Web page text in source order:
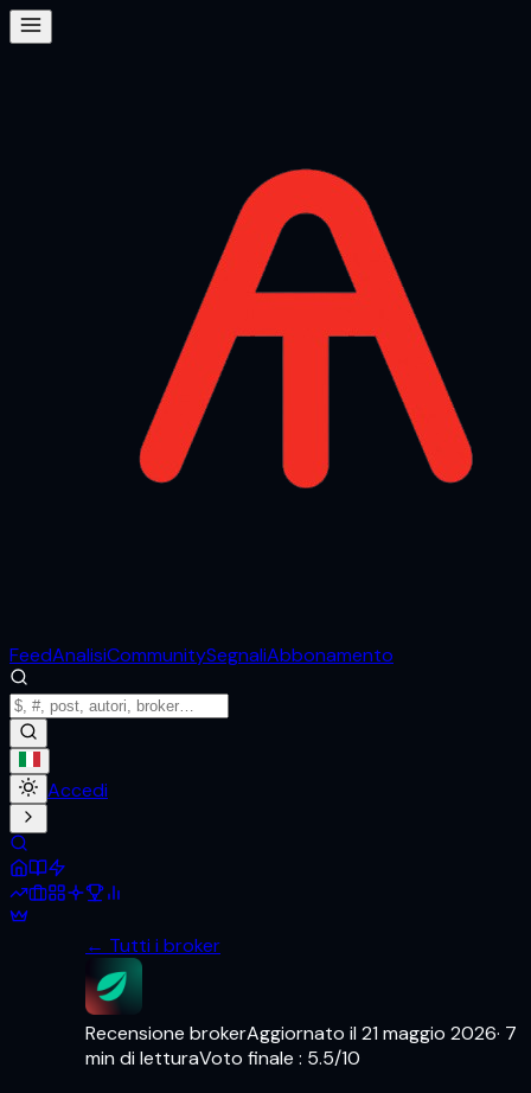
FeedAnalisiCommunitySegnaliAbbonamento
Accedi
← Tutti i broker
Recensione brokerAggiornato il 21 maggio 2026· 7
min di letturaVoto finale : 5.5/10